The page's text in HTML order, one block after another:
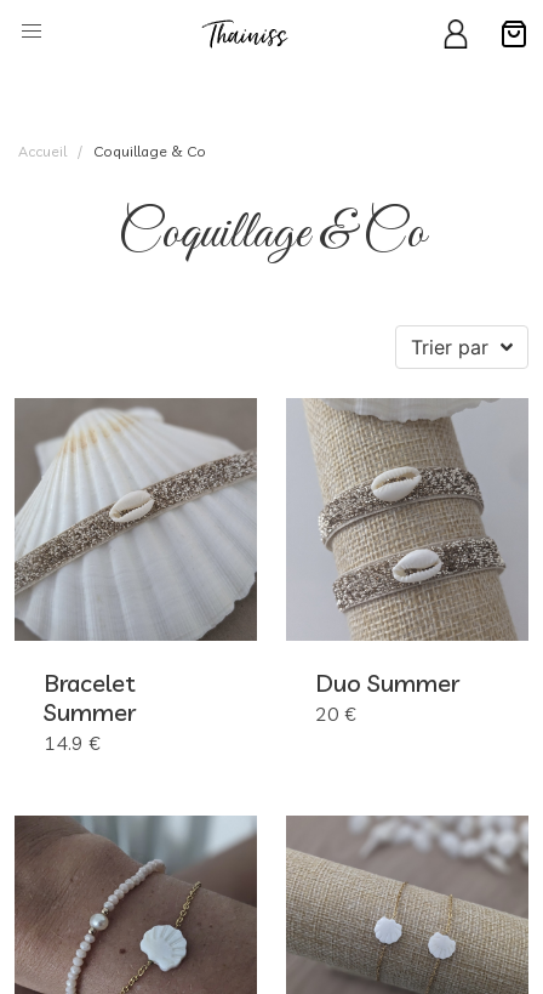
Accueil Coquillage & Co
Coquillage & Co
Trier par
Bracelet
Summer
14.9 €
Duo Summer
20 €